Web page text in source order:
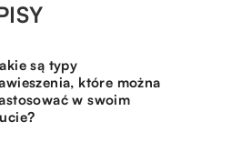
są typy
które można
w swoim